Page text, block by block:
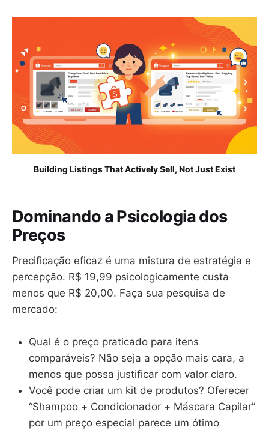
Building Listings That Actively Sell, Not Just Exist
Dominando a Psicologia dos
Preços
Precificação eficaz é uma mistura de estratégia e
percepção. R$ 19,99 psicologicamente custa
menos que R$ 20,00. Faça sua pesquisa de
mercado:
Qual é o preço praticado para itens
comparáveis? Não seja a opção mais cara, a
menos que possa justificar com valor claro.
Você pode criar um kit de produtos? Oferecer
“Shampoo + Condicionador + Máscara Capilar”
por um preço especial parece um ótimo